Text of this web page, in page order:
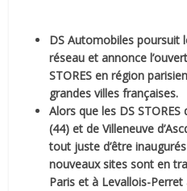
DS Automobiles poursuit
réseau et annonce
STORES en région
grandes villes françaises.
Alors que les DS
(44) et de Villeneuve
tout juste d’être
nouveaux sites sont en
Paris et à Levallois-